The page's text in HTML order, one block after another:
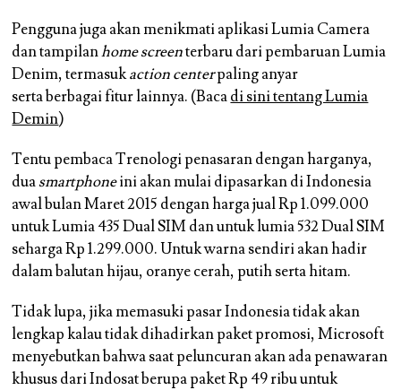
Pengguna juga akan menikmati aplikasi Lumia Camera
dan tampilanhome screenterbaru dari pembaruan Lumia
Denim, termasukaction centerpaling anyar
serta berbagai fitur lainnya. (Bacadi sini tentang Lumia
Demin)
Tentu pembaca Trenologi penasaran dengan harganya,
duasmartphoneini akan mulai dipasarkan di Indonesia
awal bulan Maret 2015 dengan harga jual Rp 1.099.000
untuk Lumia 435 Dual SIM dan untuk lumia 532 Dual SIM
seharga Rp 1.299.000. Untuk warna sendiri akan hadir
dalam balutan hijau, oranye cerah, putih serta hitam.
Tidak lupa, jika memasuki pasar Indonesia tidak akan
lengkap kalau tidak dihadirkan paket promosi, Microsoft
menyebutkan bahwa saat peluncuran akan ada penawaran
khusus dari Indosat berupa paket Rp 49 ribu untuk